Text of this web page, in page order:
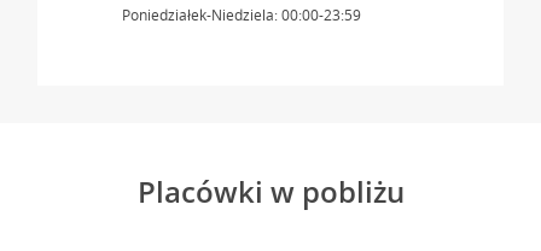
Poniedziałek-Niedziela: 00:00-23:59
Placówki w pobliżu